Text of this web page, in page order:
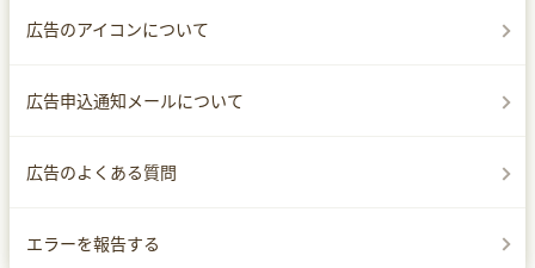
広告のアイコンについて
広告申込通知メールについて
広告のよくある質問
エラーを報告する